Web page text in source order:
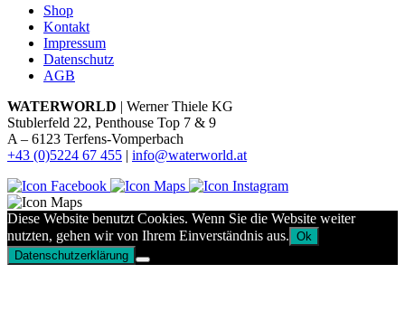
Shop
Kontakt
Impressum
Datenschutz
AGB
WATERWORLD | Werner Thiele KG
Stublerfeld 22, Penthouse Top 7 & 9
A – 6123 Terfens-Vomperbach
+43 (0)5224 67 455 | info@waterworld.at
Diese Website benutzt Cookies. Wenn Sie die Website weiter
nutzten, gehen wir von Ihrem Einverständnis aus. Ok
Datenschutzerklärung